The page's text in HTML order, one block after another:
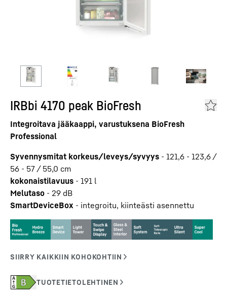
IRBbi 4170 peak BioFresh
Integroitava jääkaappi, varustuksena BioFresh
Professional
Syvennysmitat korkeus/leveys/syvyys - 121,6 - 123,6 /
56 - 57 / 55,0 cm
kokonaistilavuus - 191 l
Melutaso - 29 dB
SmartDeviceBox - integroitu, kiinteästi asennettu